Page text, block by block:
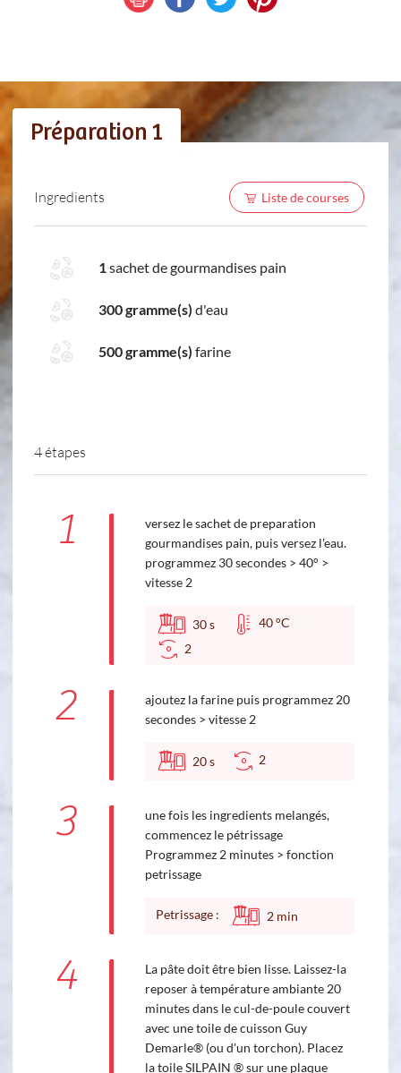
Préparation 1
Ingredients Liste de courses
1sachet de gourmandises pain
300 gramme(s) d'eau
500 gramme(s) farine
4 étapes
1
versez le sachet de preparation
gourmandises pain, puis versez l'eau.
programmez 30 secondes > 40° >
vitesse 2
30s
40 °C
2
2
ajoutez la farine puis programmez 20
secondes > vitesse 2
20s 2
3
une fois les ingredients melangés,
commencez le pétrissage
Programmez 2 minutes > fonction
petrissage
Petrissage : 2 min
4
La pâte doit être bien lisse. Laissez-la
reposer à température ambiante 20
minutes dans le cul-de-poule couvert
avec une toile de cuisson Guy
Demarle® (ou d'un torchon). Placez
la toile SILPAIN ® sur une plaque